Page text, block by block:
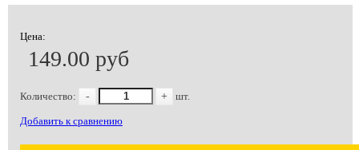
Цена:
149.00 руб
Количество: - + шт.
Добавить к сравнению